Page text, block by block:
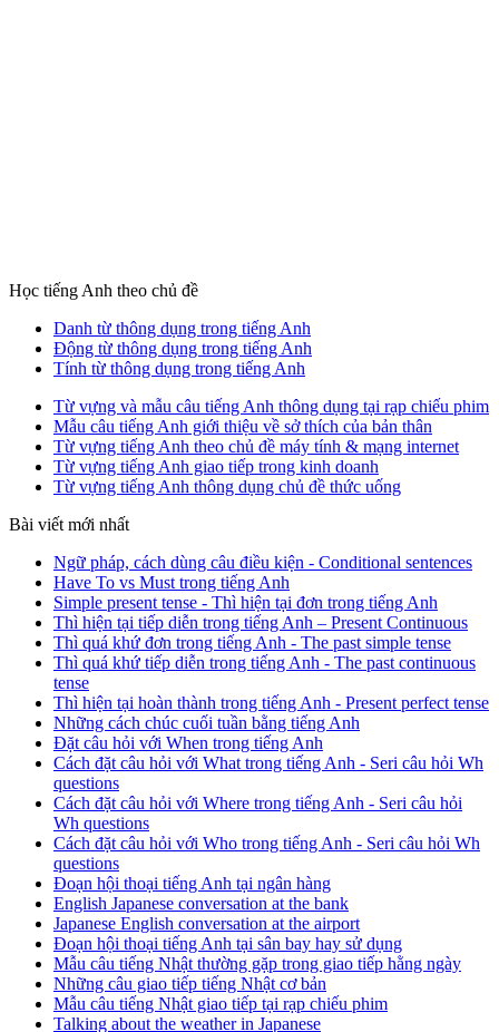
Học tiếng Anh theo chủ đề
Danh từ thông dụng trong tiếng Anh
Động từ thông dụng trong tiếng Anh
Tính từ thông dụng trong tiếng Anh
Từ vựng và mẫu câu tiếng Anh thông dụng tại rạp chiếu phim
Mẫu câu tiếng Anh giới thiệu về sở thích của bản thân
Từ vựng tiếng Anh theo chủ đề máy tính & mạng internet
Từ vựng tiếng Anh giao tiếp trong kinh doanh
Từ vựng tiếng Anh thông dụng chủ đề thức uống
Bài viết mới nhất
Ngữ pháp, cách dùng câu điều kiện - Conditional sentences
Have To vs Must trong tiếng Anh
Simple present tense - Thì hiện tại đơn trong tiếng Anh
Thì hiện tại tiếp diễn trong tiếng Anh – Present Continuous
Thì quá khứ đơn trong tiếng Anh - The past simple tense
Thì quá khứ tiếp diễn trong tiếng Anh - The past continuous
tense
Thì hiện tại hoàn thành trong tiếng Anh - Present perfect tense
Những cách chúc cuối tuần bằng tiếng Anh
Đặt câu hỏi với When trong tiếng Anh
Cách đặt câu hỏi với What trong tiếng Anh - Seri câu hỏi Wh
questions
Cách đặt câu hỏi với Where trong tiếng Anh - Seri câu hỏi
Wh questions
Cách đặt câu hỏi với Who trong tiếng Anh - Seri câu hỏi Wh
questions
Đoạn hội thoại tiếng Anh tại ngân hàng
English Japanese conversation at the bank
Japanese English conversation at the airport
Đoạn hội thoại tiếng Anh tại sân bay hay sử dụng
Mẫu câu tiếng Nhật thường gặp trong giao tiếp hằng ngày
Những câu giao tiếp tiếng Nhật cơ bản
Mẫu câu tiếng Nhật giao tiếp tại rạp chiếu phim
Talking about the weather in Japanese